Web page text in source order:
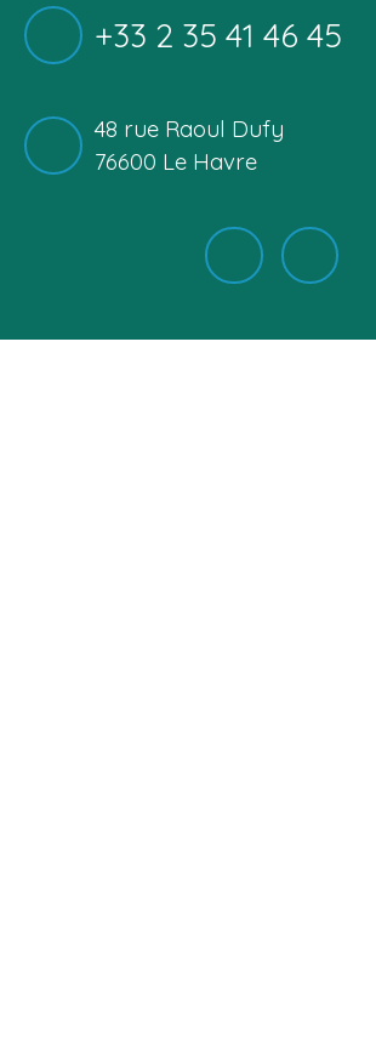
+33 2 35 41 46 45
48 rue Raoul Dufy
76600 Le Havre